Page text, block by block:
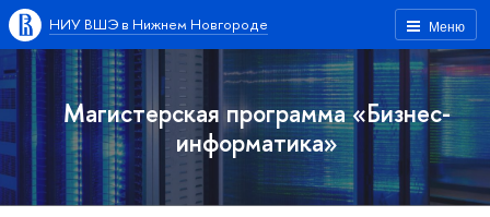
Меню
НИУ ВШЭ в Нижнем Новгороде
Магистерская программа «Бизнес-
информатика»